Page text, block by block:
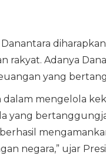
rakyat. Adanya
yang
mengelola
yang
negara,” ujar